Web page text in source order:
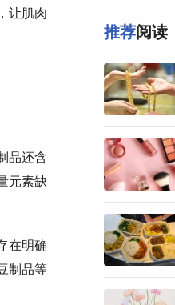
让肌肉
品还含
元素缺
在明确
制品等
推荐阅读